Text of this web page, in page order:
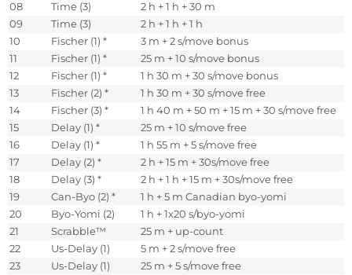
08
Time (3)
2 h + 1 h + 30 m
09
Time (3)
2 h + 1 h + 1 h
10
Fischer (1) *
3 m + 2 s/move bonus
11
Fischer (1) *
25 m + 10 s/move bonus
12
Fischer (1) *
1 h 30 m + 30 s/move bonus
13
Fischer (2) *
1 h 30 m + 30 s/move free
14
Fischer (3) *
1 h 40 m + 50 m + 15 m + 30 s/move free
15
Delay (1) *
25 m + 10 s/move free
16
Delay (1) *
1 h 55 m + 5 s/move free
17
Delay (2) *
2 h + 15 m + 30s/move free
18
Delay (3) *
2 h + 1 h + 15 m + 30s/move free
19
Can-Byo (2) *
1 h + 5 m Canadian byo-yomi
20
Byo-Yomi (2)
1 h + 1x20 s/byo-yomi
21
Scrabble™
25 m + up-count
22
Us-Delay (1)
5 m + 2 s/move free
23
Us-Delay (1)
25 m + 5 s/move free